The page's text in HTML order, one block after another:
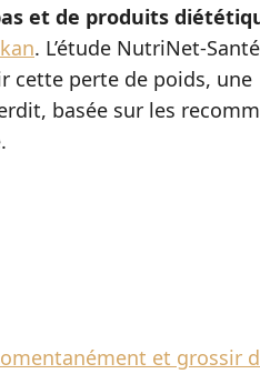
et de produits
. L’étude NutriNet-
cette perte de poids, une
basée sur les
et grossir